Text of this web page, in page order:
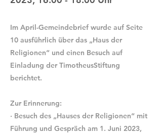
Im April-Gemeindebrief wurde auf Seite
10 ausführlich über das „Haus der
Religionen“ und einen Besuch auf
Einladung der TimotheusStiftung
berichtet.
Zur Erinnerung:
· Besuch des „Hauses der Religionen“ mit
Führung und Gespräch am 1. Juni 2023,